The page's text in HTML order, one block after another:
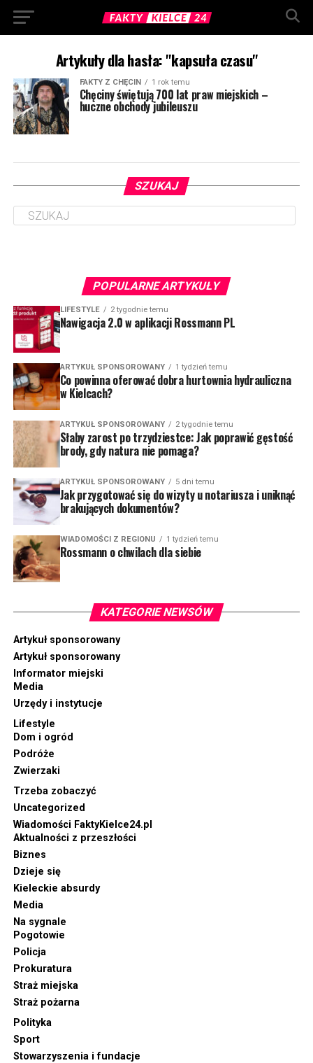
Artykuły dla hasła: "kapsuła czasu"
FAKTY Z CHĘCIN 1 rok temu
Chęciny świętują 700 lat praw miejskich –
huczne obchody jubileuszu
SZUKAJ
POPULARNE ARTYKUŁY
LIFESTYLE 2 tygodnie temu
Nawigacja 2.0 w aplikacji Rossmann PL
ARTYKUŁ SPONSOROWANY 1 tydzień temu
Co powinna oferować dobra hurtownia hydrauliczna
w Kielcach?
ARTYKUŁ SPONSOROWANY 2 tygodnie temu
Słaby zarost po trzydziestce: Jak poprawić gęstość
brody, gdy natura nie pomaga?
ARTYKUŁ SPONSOROWANY 5 dni temu
Jak przygotować się do wizyty u notariusza i uniknąć
brakujących dokumentów?
WIADOMOŚCI Z REGIONU 1 tydzień temu
Rossmann o chwilach dla siebie
KATEGORIE NEWSÓW
Artykuł sponsorowany
Artykuł sponsorowany
Informator miejski
Media
Urzędy i instytucje
Lifestyle
Dom i ogród
Podróże
Zwierzaki
Trzeba zobaczyć
Uncategorized
Wiadomości FaktyKielce24.pl
Aktualności z przeszłości
Biznes
Dzieje się
Kieleckie absurdy
Media
Na sygnale
Pogotowie
Policja
Prokuratura
Straż miejska
Straż pożarna
Polityka
Sport
Stowarzyszenia i fundacje